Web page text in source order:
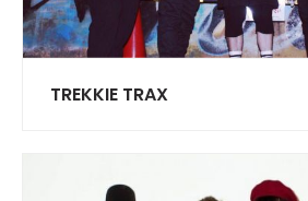
TREKKIE TRAX